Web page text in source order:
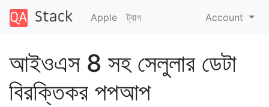
Apple ট্যাগ Account
আইওএস 8 সহ সেলুলার ডেটা
বিরক্তিকর পপআপ